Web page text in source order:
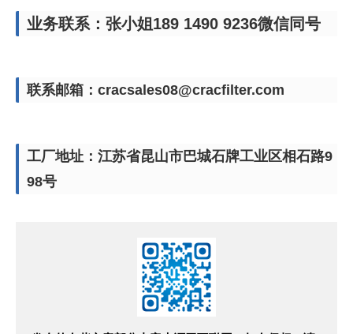
业务联系：张小姐189 1490 9236微信同号
联系邮箱：cracsales08@cracfilter.com
工厂地址：江苏省昆山市巴城石牌工业区相石路9
98号